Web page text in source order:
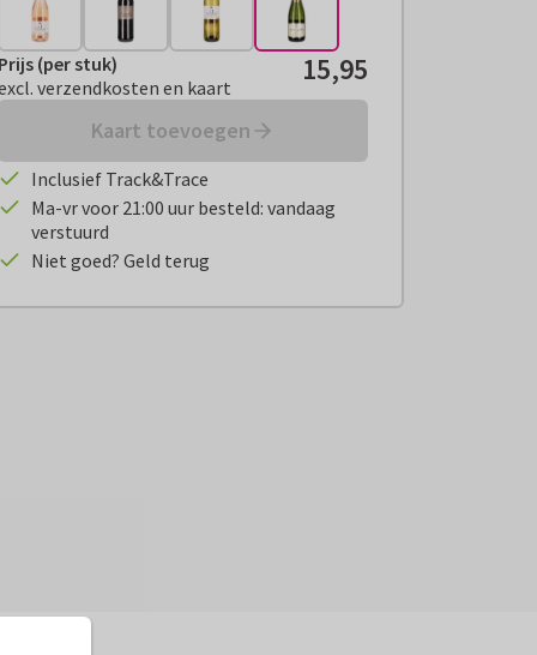
Prijs (per stuk): excl. verzendkosten en kaart
Prijs (per stuk)
verzendkosten en kaart
15,95
Kaart toevoegen
Inclusief Track&Trace
Ma-vr voor 21:00 uur besteld: vandaag
verstuurd
Niet goed? Geld terug